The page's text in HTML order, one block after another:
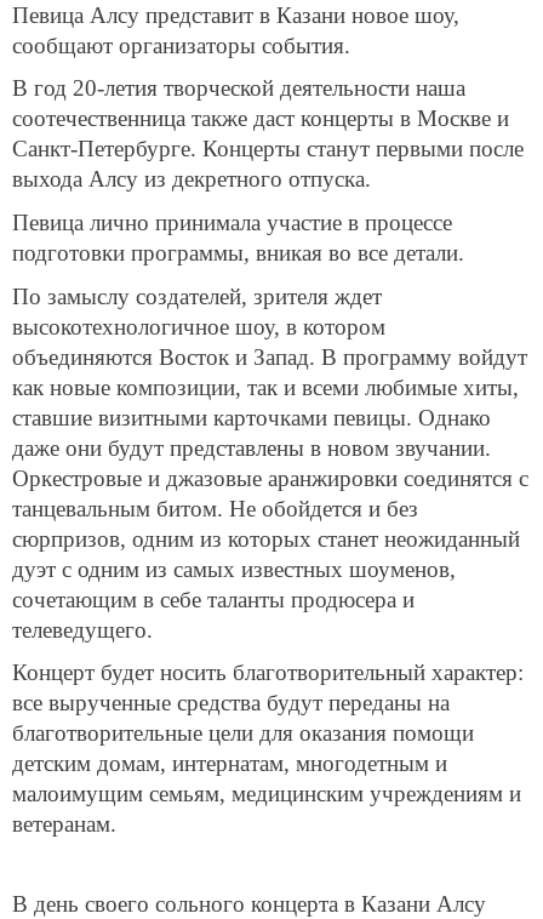
Певица Алсу представит в Казани новое шоу,
сообщают организаторы события.
В год 20-летия творческой деятельности наша
соотечественница также даст концерты в Москве и
Санкт-Петербурге. Концерты станут первыми после
выхода Алсу из декретного отпуска.
Певица лично принимала участие в процессе
подготовки программы, вникая во все детали.
По замыслу создателей, зрителя ждет
высокотехнологичное шоу, в котором
объединяются Восток и Запад. В программу войдут
как новые композиции, так и всеми любимые хиты,
ставшие визитными карточками певицы. Однако
даже они будут представлены в новом звучании.
Оркестровые и джазовые аранжировки соединятся с
танцевальным битом. Не обойдется и без
сюрпризов, одним из которых станет неожиданный
дуэт с одним из самых известных шоуменов,
сочетающим в себе таланты продюсера и
телеведущего.
Концерт будет носить благотворительный характер:
все вырученные средства будут переданы на
благотворительные цели для оказания помощи
детским домам, интернатам, многодетным и
малоимущим семьям, медицинским учреждениям и
ветеранам.
В день своего сольного концерта в Казани Алсу